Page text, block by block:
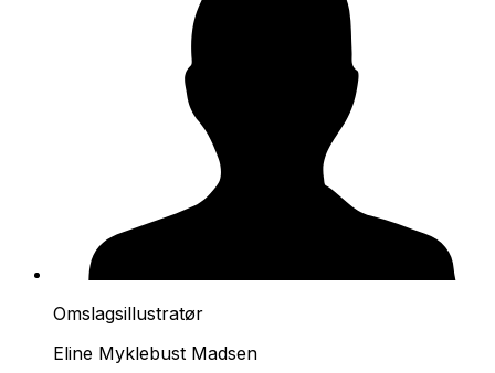
Omslagsillustratør
Eline Myklebust Madsen